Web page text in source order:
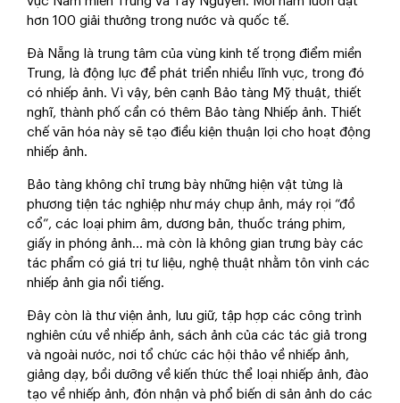
hơn 100 giải thưởng trong nước và quốc tế.
Đà Nẵng là trung tâm của vùng kinh tế trọng điểm miền
Trung, là động lực để phát triển nhiều lĩnh vực, trong đó
có nhiếp ảnh. Vì vậy, bên cạnh Bảo tàng Mỹ thuật, thiết
nghĩ, thành phố cần có thêm Bảo tàng Nhiếp ảnh. Thiết
chế văn hóa này sẽ tạo điều kiện thuận lợi cho hoạt động
nhiếp ảnh.
Bảo tàng không chỉ trưng bày những hiện vật từng là
phương tiện tác nghiệp như máy chụp ảnh, máy rọi “đồ
cổ”, các loại phim âm, dương bản, thuốc tráng phim,
giấy in phóng ảnh... mà còn là không gian trưng bày các
tác phẩm có giá trị tư liệu, nghệ thuật nhằm tôn vinh các
nhiếp ảnh gia nổi tiếng.
Đây còn là thư viện ảnh, lưu giữ, tập hợp các công trình
nghiên cứu về nhiếp ảnh, sách ảnh của các tác giả trong
và ngoài nước, nơi tổ chức các hội thảo về nhiếp ảnh,
giảng dạy, bồi dưỡng về kiến thức thể loại nhiếp ảnh, đào
tạo về nhiếp ảnh, đón nhận và phổ biến di sản ảnh do các